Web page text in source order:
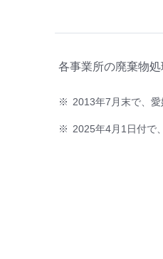
各事業所の廃棄物
2013年7月末で、
2025年4月1日付で